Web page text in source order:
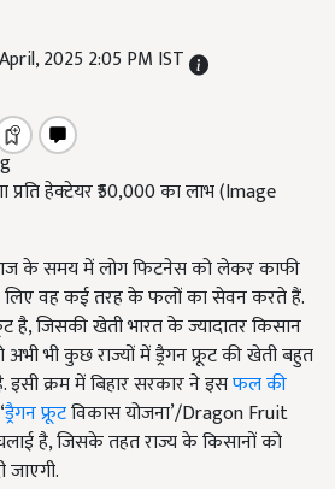
2025 2:05 PM IST
प्रति हेक्टेयर ₹50,000 का लाभ (Image
के समय में लोग फिटनेस को लेकर काफी
लिए वह कई तरह के फलों का सेवन करते हैं.
है, जिसकी खेती भारत के ज्यादातर किसान
भी कुछ राज्यों में ड्रैगन फ्रूट की खेती बहुत
इसी क्रम में बिहार सरकार ने इसफल की
ड्रैगन फ्रूटविकास योजना’/Dragon Fruit
है, जिसके तहत राज्य के किसानों को